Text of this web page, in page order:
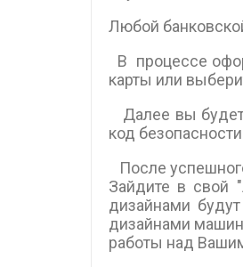
Любой
В процессе
карты или
Далее вы
код
После
Зайдите в свой
дизайнами
дизайнами
работы над